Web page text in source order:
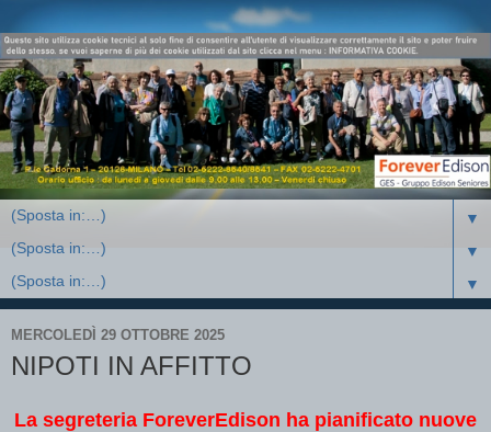
▼
▼
▼
MERCOLEDÌ 29 OTTOBRE 2025
NIPOTI IN AFFITTO
La segreteria ForeverEdison ha pianificato nuove